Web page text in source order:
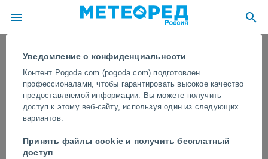
Уведомление о конфиденциальности
Контент Pogoda.com (pogoda.com) подготовлен
профессионалами, чтобы гарантировать высокое качество
предоставляемой информации. Вы можете получить
доступ к этому веб-сайту, используя один из следующих
вариантов:
Принять файлы cookie и получить бесплатный
доступ